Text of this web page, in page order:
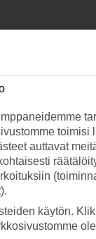
tarkasti.
uudelleen.
keskustaa, vaikka
toimisi
auttavat
käytön.